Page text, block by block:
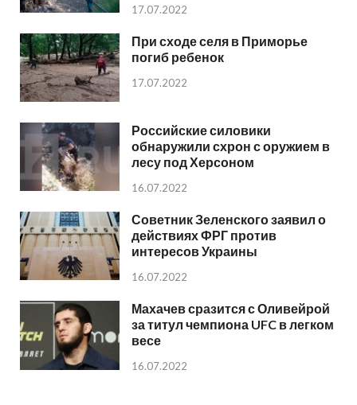
17.07.2022
При сходе селя в Приморье
погиб ребенок
17.07.2022
Российские силовики
обнаружили схрон с оружием в
лесу под Херсоном
16.07.2022
Советник Зеленского заявил о
действиях ФРГ против
интересов Украины
16.07.2022
Махачев сразится с Оливейрой
за титул чемпиона UFC в легком
весе
16.07.2022